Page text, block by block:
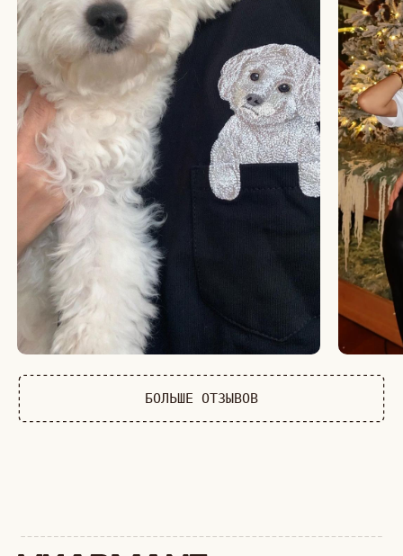
СТУДИЯ ВЫШИВКИ.
ПРЕМИАЛЬНЫЕ ВЕЩИ С ВЫШИВКОЙ ЖИВОТНЫХ,
СОЗДАННЫЕ СПЕЦИАЛЬНО ДЛЯ ВАС.
КАТАЛОГ
АФРИКА
ОБЕЗЬЯНЫ
СОБАКИ
КОШКИ
ДИКИЕ КОШКИ
ТАЙГА